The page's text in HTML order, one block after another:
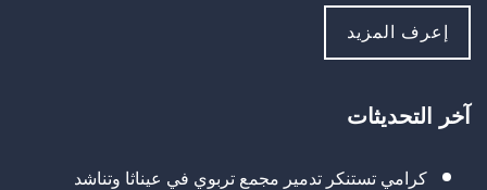
إعرف المزيد
آخر التحديثات
كرامي تستنكر تدمير مجمع تربوي في عيناثا وتناشد